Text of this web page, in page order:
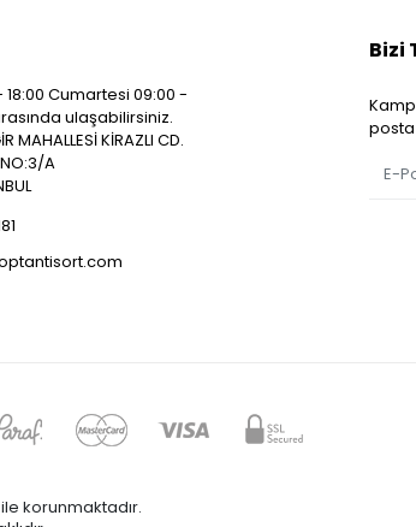
Cumartesi 09:00 -
ulaşabilirsiniz.
MAHALLESİ KİRAZLI CD.
NO:3/A
Bizi
korunmaktadır.